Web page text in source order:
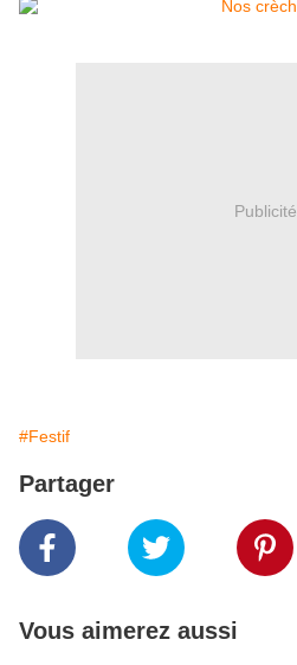
Publicité
#Festif
Partager
Vous aimerez aussi